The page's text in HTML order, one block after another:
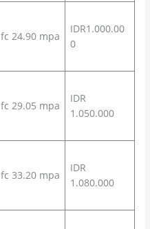
fc 24.90 mpa
IDR1.000.00
0
fc 29.05 mpa
IDR
1.050.000
fc 33.20 mpa
IDR
1.080.000